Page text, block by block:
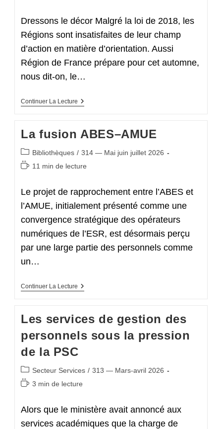
Dressons le décor Malgré la loi de 2018, les
Régions sont insatisfaites de leur champ
d’action en matière d’orientation. Aussi
Région de France prépare pour cet automne,
nous dit-on, le…
Continuer La Lecture À
Grand
De
Printemps
La fusion ABES–AMUE
Post
category:
Bibliothèques / 314 — Mai juin juillet 2026
Temps11 min de lecture
Le projet de rapprochement entre l’ABES et
l’AMUE, initialement présenté comme une
convergence stratégique des opérateurs
numériques de l’ESR, est désormais perçu
par une large partie des personnels comme
un…
Continuer La Lecture La
Les services de gestion des
personnels sous la pression
de la PSC
Post
category:
Secteur Services / 313 — Mars-avril 2026
Temps3 min de lecture
Alors que le ministère avait annoncé aux
services académiques que la charge de